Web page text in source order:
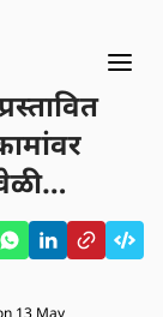
होणाऱ्या
शिथिल
13 May